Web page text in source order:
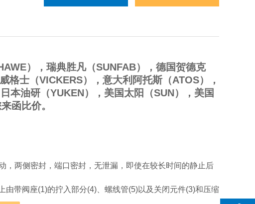
），瑞典胜凡（SUNFAB），德国贺德克
格士（VICKERS），意大利阿托斯（ATOS），
本油研（YUKEN），美国太阳（SUN），美国
函比价。
两侧密封，端口密封，无泄漏，即使在较长时间的静止后
带阀座(1)的拧入部分(4)、螺线管(5)以及关闭元件(3)和压缩